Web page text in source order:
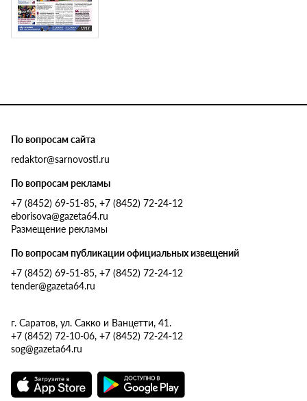
По вопросам сайта
redaktor@sarnovosti.ru
По вопросам рекламы
+7 (8452) 69-51-85, +7 (8452) 72-24-12
eborisova@gazeta64.ru
Размещение рекламы
По вопросам публикации официальных извещений
+7 (8452) 69-51-85, +7 (8452) 72-24-12
tender@gazeta64.ru
г. Саратов, ул. Сакко и Ванцетти, 41.
+7 (8452) 72-10-06, +7 (8452) 72-24-12
sog@gazeta64.ru